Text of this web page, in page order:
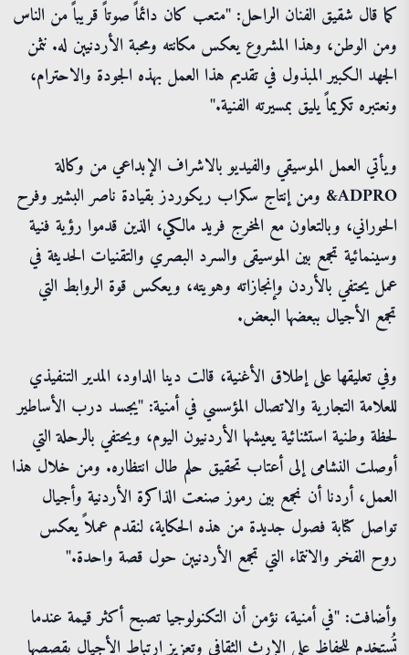
كما قال شقيق الفنان الراحل: "متعب كان دائماً صوتاً قريباً من الناس
ومن الوطن، وهذا المشروع يعكس مكانته ومحبة الأردنيين له. نثمن
الجهد الكبير المبذول في تقديم هذا العمل بهذه الجودة والاحترام،
ونعتبره تكريماً يليق بمسيرته الفنية."
ويأتي العمل الموسيقي والفيديو بالاشراف الإبداعي من وكالة
ADPRO& ومن إنتاج سكراب ريكوردز بقيادة ناصر البشير وفرح
الحوراني، وبالتعاون مع المخرج فريد مالكي، الذين قدموا رؤية فنية
وسينمائية تجمع بين الموسيقى والسرد البصري والتقنيات الحديثة في
عمل يحتفي بالأردن وإنجازاته وهويته، ويعكس قوة الروابط التي
تجمع الأجيال ببعضها البعض.
وفي تعليقها على إطلاق الأغنية، قالت دينا الداود، المدير التنفيذي
للعلامة التجارية والاتصال المؤسسي في أمنية: "يجسد درب الأساطير
لحظة وطنية استثنائية يعيشها الأردنيون اليوم، ويحتفي بالرحلة التي
أوصلت النشامى إلى أعتاب تحقيق حلم طال انتظاره. ومن خلال هذا
العمل، أردنا أن نجمع بين رموز صنعت الذاكرة الأردنية وأجيال
تواصل كتابة فصول جديدة من هذه الحكاية، لنقدم عملاً يعكس
روح الفخر والانتماء التي تجمع الأردنيين حول قصة واحدة."
وأضافت: "في أمنية، نؤمن أن التكنولوجيا تصبح أكثر قيمة عندما
تُستخدم للحفاظ على الإرث الثقافي وتعزيز ارتباط الأجيال بقصصها